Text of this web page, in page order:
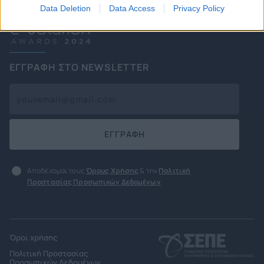
Data Deletion Data Access Privacy Policy
ΕΓΓΡΑΦΗ ΣΤΟ NEWSLETTER
ΕΓΓΡΑΦΗ
Αποδέχομαι τους Όρους Χρήσης & την Πολιτική
Προστασίας Προσωπικών Δεδομένων
Όροι χρήσης
Πολιτική Προστασίας